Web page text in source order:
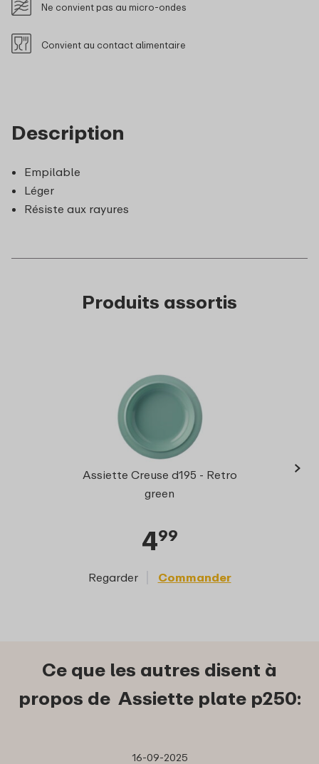
Description
Empilable
Léger
Résiste aux rayures
Ne convient pas au micro-ondes
Convient au contact alimentaire
Produits assortis
Assiette Creuse d195 - Retro
green
499
Regarder Commander
›
Ce que les autres disent à
propos de Assiette plate p250:
16-09-2025